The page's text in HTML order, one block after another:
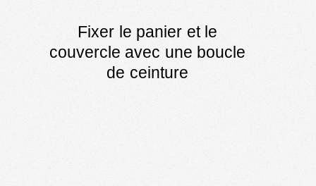
Fixer le panier et le
couvercle avec une boucle
de ceinture